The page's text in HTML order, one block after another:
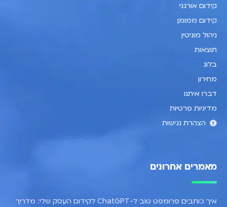
קידום אורגני
קידום ממומן
ניהול מוניטין
תוצאות
בלוג
מחירון
דברו איתנו
מדיניות פרטיות
הצהרת נגישות
מאמרים אחרונים
איך כותבים פרומפט טוב ל-ChatGPT לקידום העסק שלי: מדריך